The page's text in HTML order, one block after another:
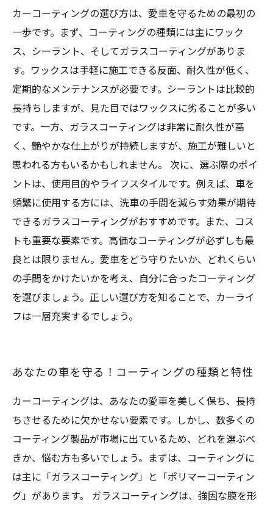
愛車を長持ちさせるための正しいコーティング
選びのまとめ
カーコーティングの選び方は、愛車を守るための最初の
一歩です。まず、コーティングの種類には主にワック
ス、シーラント、そしてガラスコーティングがありま
す。ワックスは手軽に施工できる反面、耐久性が低く、
定期的なメンテナンスが必要です。シーラントは比較的
長持ちしますが、見た目ではワックスに劣ることが多い
です。一方、ガラスコーティングは非常に耐久性が高
く、艶やかな仕上がりが持続しますが、施工が難しいと
思われる方もいるかもしれません。 次に、選ぶ際のポイ
ントは、使用目的やライフスタイルです。例えば、車を
頻繁に使用する方には、洗車の手間を減らす効果が期待
できるガラスコーティングがおすすめです。また、コス
トも重要な要素です。高価なコーティングが必ずしも最
良とは限りません。愛車をどう守りたいか、どれくらい
の手間をかけたいかを考え、自分に合ったコーティング
を選びましょう。正しい選び方を知ることで、カーライ
フは一層充実するでしょう。
あなたの車を守る！コーティングの種類と特性
カーコーティングは、あなたの愛車を美しく保ち、長持
ちさせるために欠かせない要素です。しかし、数多くの
コーティング製品が市場に出ているため、どれを選ぶべ
きか、悩む方も多いでしょう。まずは、コーティングに
は主に「ガラスコーティング」と「ポリマーコーティン
グ」があります。 ガラスコーティングは、強固な膜を形